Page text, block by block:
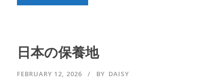
日本の保養地
FEBRUARY 12, 2026 BY DAISY